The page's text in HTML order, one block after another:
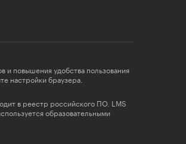
и повышения удобства пользования
настройки браузера.
в реестр российского ПО. LMS
образовательными